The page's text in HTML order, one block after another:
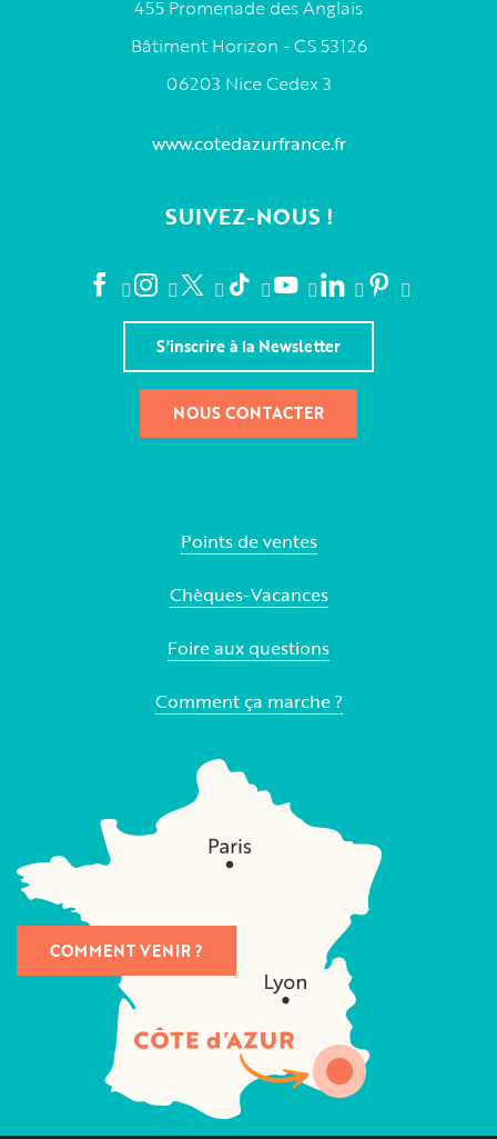
455 Promenade des Anglais
Bâtiment Horizon - CS 53126
06203 Nice Cedex 3
www.cotedazurfrance.fr
SUIVEZ-NOUS !
S'inscrire à la Newsletter
NOUS CONTACTER
Points de ventes
Chèques-Vacances
Foire aux questions
Comment ça marche ?
COMMENT VENIR ?